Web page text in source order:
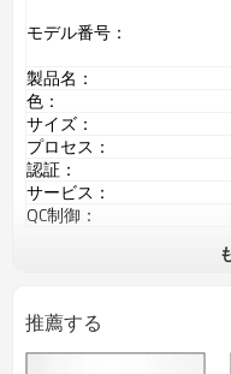
モデル番号：
製品名：
色：
サイズ：
プロセス：
認証：
サービス：
QC制御：
パッケージの詳細
推薦する